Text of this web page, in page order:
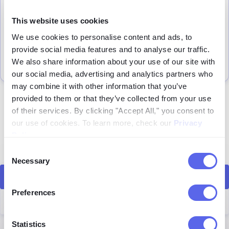
This website uses cookies
We use cookies to personalise content and ads, to
provide social media features and to analyse our traffic.
We also share information about your use of our site with
our social media, advertising and analytics partners who
may combine it with other information that you’ve
provided to them or that they’ve collected from your use
of their services. By clicking "Accept All," you consent to
our use of cookies. To learn more, check our Privacy
Selection
Necessary
Preferences
Statistics
Öffne den Reiter "Partner" im Benutzerbereich, um
Guthaben, deine Provisionen und jede über den Link
getätigte Bestellung – ideal zur Überwachung deiner
Kampagne.
Teile und verdiene!
Kontaktiere uns für weitere Informationen
das Kontaktformular und finde es heraus.